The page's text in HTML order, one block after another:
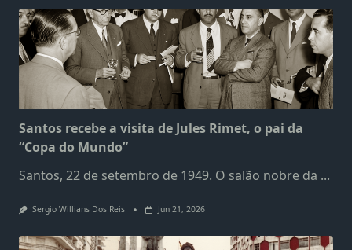
Santos recebe a visita de Jules Rimet, o pai da
“Copa do Mundo”
Santos, 22 de setembro de 1949. O salão nobre da ...
Sergio Willians Dos Reis Jun 21, 2026